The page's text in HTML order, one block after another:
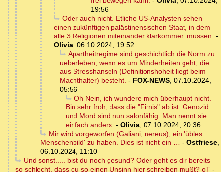
19:56
Oder auch nicht. Etliche US-Analysten sehen
einen zukünftigen palästinensischen Staat, in dem
alle 3 Religionen miteinander klarkommen müssen. -
Olivia, 06.10.2024, 19:52
Apartheitregime sind geschichtlich die Norm zu
ueberleben, wenn es um Minderheiten geht, die
aus Stresshanseln (Definitionshoheit liegt beim
Machthalter) besteht. - FOX-NEWS, 07.10.2024,
05:56
Oh Nein, ich wundere mich überhaupt nicht.
Bin sehr froh, dass die "Firnis" ab ist. Genozid
und Mord sind nun salonfähig. Man nennt sie
einfach anders. - Olivia, 07.10.2024, 20:36
Mir wird vorgeworfen (Galiani, nereus), ein 'übles
Menschenbild' zu haben. Dies ist nicht ein … - Ostfriese,
06.10.2024, 11:10
Und sonst..... bist du noch gesund? Oder geht es dir bereits
so schlecht, dass du so einen Unsinn hier schreiben mußt? oT -